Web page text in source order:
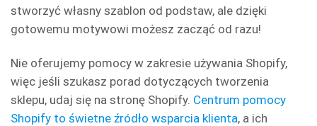
stworzyć własny szablon od podstaw, ale dzięki
gotowemu motywowi możesz zacząć od razu!
Nie oferujemy pomocy w zakresie używania Shopify,
więc jeśli szukasz porad dotyczących tworzenia
sklepu, udaj się na stronę Shopify. Centrum pomocy
Shopify to świetne źródło wsparcia klienta, a ich